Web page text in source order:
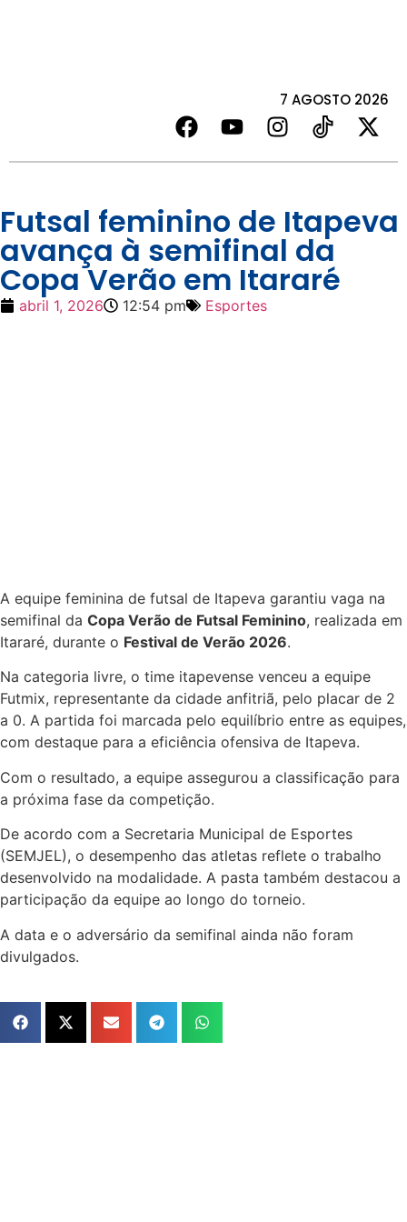
7 AGOSTO 2026
Futsal feminino de Itapeva
avança à semifinal da
Copa Verão em Itararé
abril 1, 2026 12:54 pm Esportes
A equipe feminina de futsal de Itapeva garantiu vaga na
semifinal da Copa Verão de Futsal Feminino, realizada em
Itararé, durante o Festival de Verão 2026.
Na categoria livre, o time itapevense venceu a equipe
Futmix, representante da cidade anfitriã, pelo placar de 2
a 0. A partida foi marcada pelo equilíbrio entre as equipes,
com destaque para a eficiência ofensiva de Itapeva.
Com o resultado, a equipe assegurou a classificação para
a próxima fase da competição.
De acordo com a Secretaria Municipal de Esportes
(SEMJEL), o desempenho das atletas reflete o trabalho
desenvolvido na modalidade. A pasta também destacou a
participação da equipe ao longo do torneio.
A data e o adversário da semifinal ainda não foram
divulgados.